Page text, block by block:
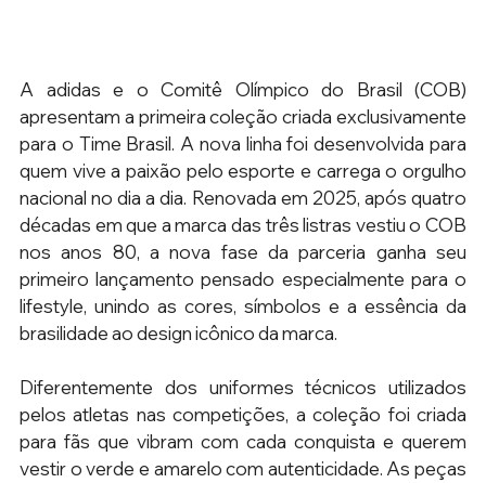
A adidas e o Comitê Olímpico do Brasil (COB)
apresentam a primeira coleção criada exclusivamente
para o Time Brasil. A nova linha foi desenvolvida para
quem vive a paixão pelo esporte e carrega o orgulho
nacional no dia a dia. Renovada em 2025, após quatro
décadas em que a marca das três listras vestiu o COB
nos anos 80, a nova fase da parceria ganha seu
primeiro lançamento pensado especialmente para o
lifestyle, unindo as cores, símbolos e a essência da
brasilidade ao design icônico da marca.
Diferentemente dos uniformes técnicos utilizados
pelos atletas nas competições, a coleção foi criada
para fãs que vibram com cada conquista e querem
vestir o verde e amarelo com autenticidade. As peças